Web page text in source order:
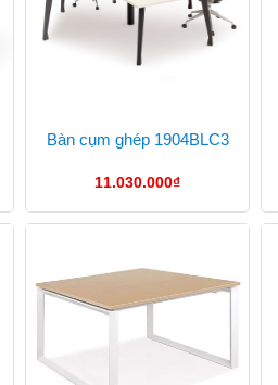
Bàn cụm ghép 1904BLC3
11.030.000₫